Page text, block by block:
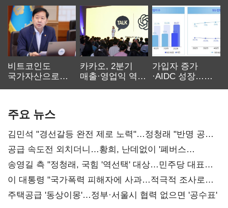
비트코인도
국가자산으로…'
카카오, 2분기
매출·영업익 역대
가입자 증가
·AIDC 성장…
주요 뉴스
김민석 "경선갈등 완전 제로 노력"…정청래 "반명 공세
사과부터"
공급 속도전 외치더니…황희, 난데없이 '폐버스
리모델링' 제안
송영길 측 "정청래, 국힘 '역선택' 대상…민주당 대표로
총선 지휘 못해"
이 대통령 "국가폭력 피해자에 사과…적극적 조사로
진실 밝혀야"
주택공급 '동상이몽'…정부·서울시 협력 없으면 '공수표'